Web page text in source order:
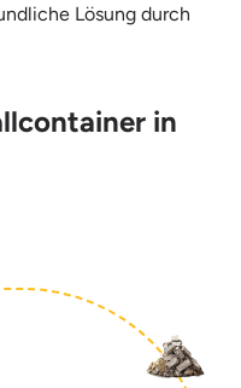
Lösung durch
in